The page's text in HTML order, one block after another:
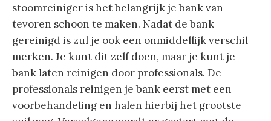
stoomreiniger is het belangrijk je bank van
tevoren schoon te maken. Nadat de bank
gereinigd is zul je ook een onmiddellijk verschil
merken. Je kunt dit zelf doen, maar je kunt je
bank laten reinigen door professionals. De
professionals reinigen je bank eerst met een
voorbehandeling en halen hierbij het grootste